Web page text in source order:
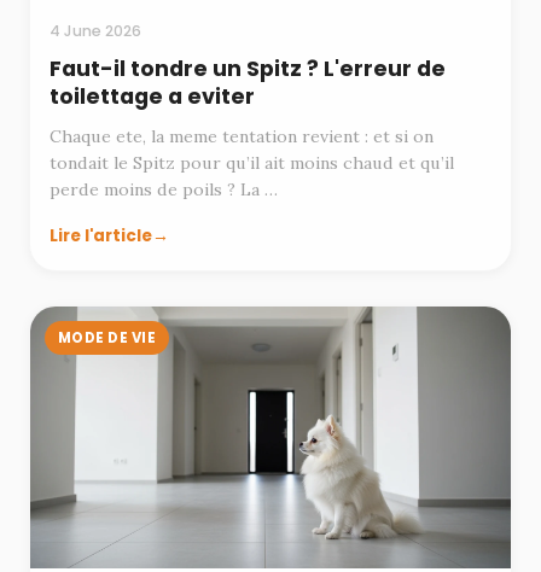
4 June 2026
Faut-il tondre un Spitz ? L'erreur de
toilettage a eviter
Chaque ete, la meme tentation revient : et si on
tondait le Spitz pour qu’il ait moins chaud et qu’il
perde moins de poils ? La …
Lire l'article
MODE DE VIE